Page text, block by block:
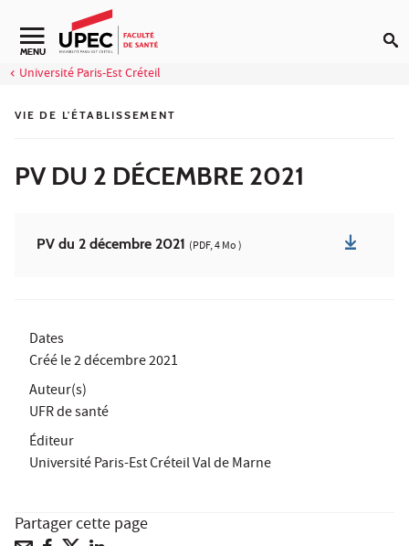
Aller au contenu
Navigation secondaire
MENU
Université Paris-Est Créteil
VIE DE L'ÉTABLISSEMENT
PV DU 2 DÉCEMBRE 2021
PV du 2 décembre 2021 (PDF, 4 Mo )
Dates
Créé le2 décembre 2021
Auteur(s)
UFR de santé
Éditeur
Université Paris-Est Créteil Val de Marne
Partager cette page